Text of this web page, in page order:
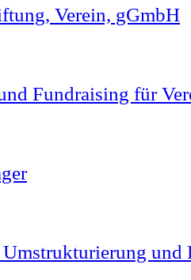
Verein, gGmbH
Fundraising für
und
uns auf Ihre Nachricht.
/